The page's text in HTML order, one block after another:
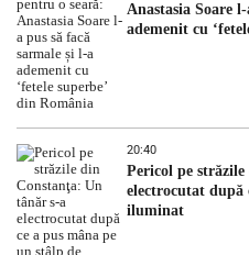
Anastasia Soare
ademenit cu
20:40
Pericol pe
electrocutat după
iluminat